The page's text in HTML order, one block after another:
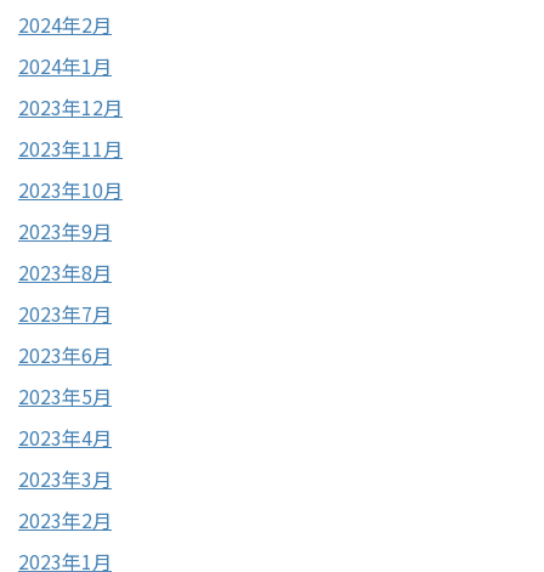
2024年2月
2024年1月
2023年12月
2023年11月
2023年10月
2023年9月
2023年8月
2023年7月
2023年6月
2023年5月
2023年4月
2023年3月
2023年2月
2023年1月